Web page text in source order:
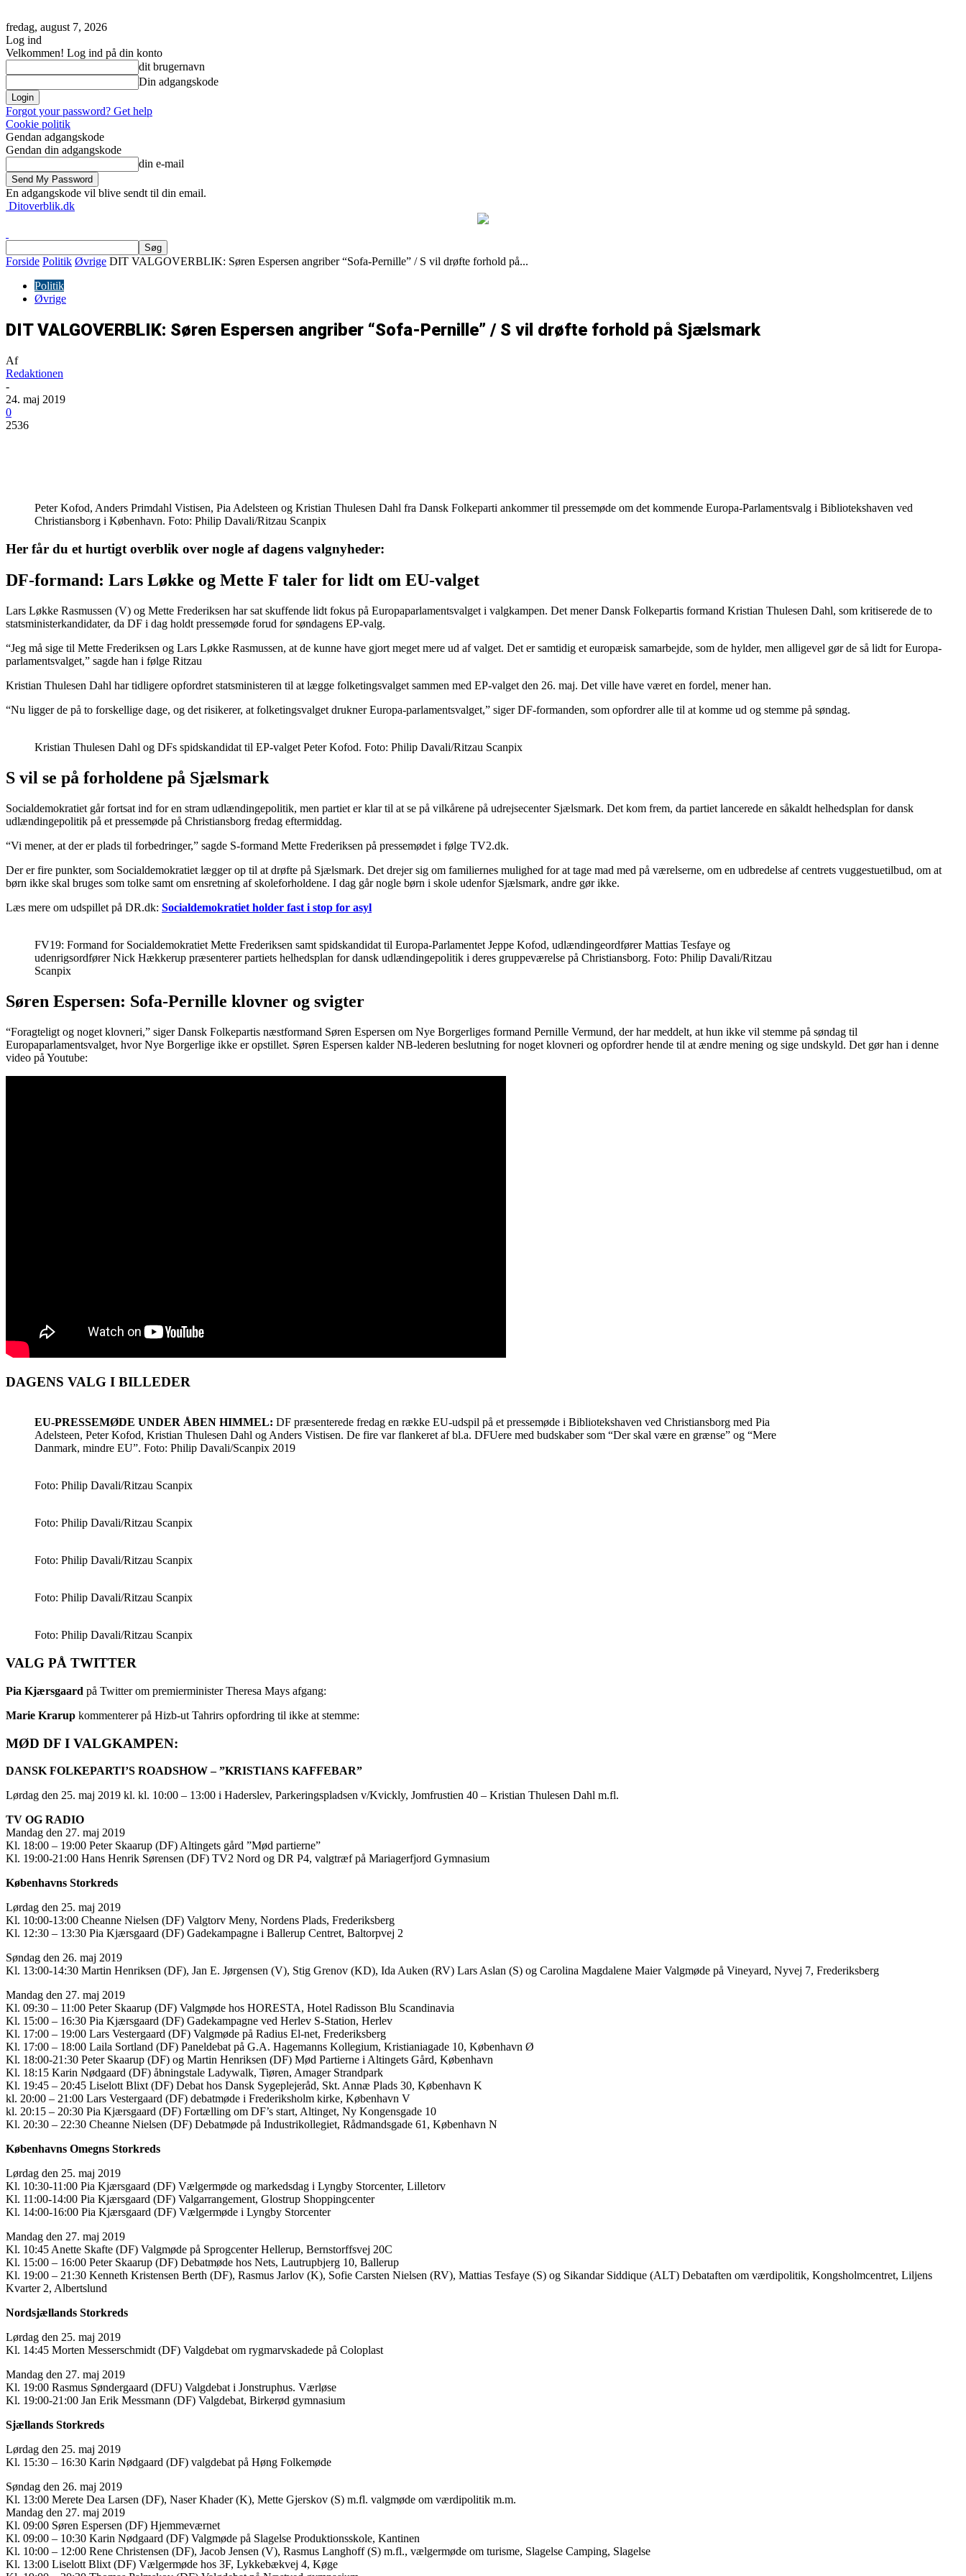
fredag, august 7, 2026
Log ind
Velkommen! Log ind på din konto
dit brugernavn
Din adgangskode
Forgot your password? Get help
Cookie politik
Gendan adgangskode
Gendan din adgangskode
din e-mail
En adgangskode vil blive sendt til din email.
Ditoverblik.dk
Forside Politik Øvrige DIT VALGOVERBLIK: Søren Espersen angriber “Sofa-Pernille” / S vil drøfte forhold på...
Politik
Øvrige
DIT VALGOVERBLIK: Søren Espersen angriber “Sofa-Pernille” / S vil drøfte forhold på Sjælsmark
Af
Redaktionen
-
24. maj 2019
0
2536
Peter Kofod, Anders Primdahl Vistisen, Pia Adelsteen og Kristian Thulesen Dahl fra Dansk Folkeparti ankommer til pressemøde om det kommende Europa-Parlamentsvalg i Bibliotekshaven ved
Christiansborg i København. Foto: Philip Davali/Ritzau Scanpix
Her får du et hurtigt overblik over nogle af dagens valgnyheder:
DF-formand: Lars Løkke og Mette F taler for lidt om EU-valget
Lars Løkke Rasmussen (V) og Mette Frederiksen har sat skuffende lidt fokus på Europaparlamentsvalget i valgkampen. Det mener Dansk Folkepartis formand Kristian Thulesen Dahl, som kritiserede de to
statsministerkandidater, da DF i dag holdt pressemøde forud for søndagens EP-valg.
“Jeg må sige til Mette Frederiksen og Lars Løkke Rasmussen, at de kunne have gjort meget mere ud af valget. Det er samtidig et europæisk samarbejde, som de hylder, men alligevel gør de så lidt for Europa-
parlamentsvalget,” sagde han i følge Ritzau
Kristian Thulesen Dahl har tidligere opfordret statsministeren til at lægge folketingsvalget sammen med EP-valget den 26. maj. Det ville have været en fordel, mener han.
“Nu ligger de på to forskellige dage, og det risikerer, at folketingsvalget drukner Europa-parlamentsvalget,” siger DF-formanden, som opfordrer alle til at komme ud og stemme på søndag.
Kristian Thulesen Dahl og DFs spidskandidat til EP-valget Peter Kofod. Foto: Philip Davali/Ritzau Scanpix
S vil se på forholdene på Sjælsmark
Socialdemokratiet går fortsat ind for en stram udlændingepolitik, men partiet er klar til at se på vilkårene på udrejsecenter Sjælsmark. Det kom frem, da partiet lancerede en såkaldt helhedsplan for dansk
udlændingepolitik på et pressemøde på Christiansborg fredag eftermiddag.
“Vi mener, at der er plads til forbedringer,” sagde S-formand Mette Frederiksen på pressemødet i følge TV2.dk.
Der er fire punkter, som Socialdemokratiet lægger op til at drøfte på Sjælsmark. Det drejer sig om familiernes mulighed for at tage mad med på værelserne, om en udbredelse af centrets vuggestuetilbud, om at
børn ikke skal bruges som tolke samt om ensretning af skoleforholdene. I dag går nogle børn i skole udenfor Sjælsmark, andre gør ikke.
Læs mere om udspillet på DR.dk: Socialdemokratiet holder fast i stop for asyl
FV19: Formand for Socialdemokratiet Mette Frederiksen samt spidskandidat til Europa-Parlamentet Jeppe Kofod, udlændingeordfører Mattias Tesfaye og
udenrigsordfører Nick Hækkerup præsenterer partiets helhedsplan for dansk udlændingepolitik i deres gruppeværelse på Christiansborg. Foto: Philip Davali/Ritzau
Scanpix
Søren Espersen: Sofa-Pernille klovner og svigter
“Foragteligt og noget klovneri,” siger Dansk Folkepartis næstformand Søren Espersen om Nye Borgerliges formand Pernille Vermund, der har meddelt, at hun ikke vil stemme på søndag til
Europaparlamentsvalget, hvor Nye Borgerlige ikke er opstillet. Søren Espersen kalder NB-lederen beslutning for noget klovneri og opfordrer hende til at ændre mening og sige undskyld. Det gør han i denne
video på Youtube:
DAGENS VALG I BILLEDER
EU-PRESSEMØDE UNDER ÅBEN HIMMEL: DF præsenterede fredag en række EU-udspil på et pressemøde i Bibliotekshaven ved Christiansborg med Pia
Adelsteen, Peter Kofod, Kristian Thulesen Dahl og Anders Vistisen. De fire var flankeret af bl.a. DFUere med budskaber som “Der skal være en grænse” og “Mere
Danmark, mindre EU”. Foto: Philip Davali/Scanpix 2019
Foto: Philip Davali/Ritzau Scanpix
Foto: Philip Davali/Ritzau Scanpix
Foto: Philip Davali/Ritzau Scanpix
Foto: Philip Davali/Ritzau Scanpix
Foto: Philip Davali/Ritzau Scanpix
VALG PÅ TWITTER
Pia Kjærsgaard på Twitter om premierminister Theresa Mays afgang:
Marie Krarup kommenterer på Hizb-ut Tahrirs opfordring til ikke at stemme:
MØD DF I VALGKAMPEN:
DANSK FOLKEPARTI’S ROADSHOW – ”KRISTIANS KAFFEBAR”
Lørdag den 25. maj 2019 kl. kl. 10:00 – 13:00 i Haderslev, Parkeringspladsen v/Kvickly, Jomfrustien 40 – Kristian Thulesen Dahl m.fl.
TV OG RADIO
Mandag den 27. maj 2019
Kl. 18:00 – 19:00 Peter Skaarup (DF) Altingets gård ”Mød partierne”
Kl. 19:00-21:00 Hans Henrik Sørensen (DF) TV2 Nord og DR P4, valgtræf på Mariagerfjord Gymnasium
Københavns Storkreds
Lørdag den 25. maj 2019
Kl. 10:00-13:00 Cheanne Nielsen (DF) Valgtorv Meny, Nordens Plads, Frederiksberg
Kl. 12:30 – 13:30 Pia Kjærsgaard (DF) Gadekampagne i Ballerup Centret, Baltorpvej 2
Søndag den 26. maj 2019
Kl. 13:00-14:30 Martin Henriksen (DF), Jan E. Jørgensen (V), Stig Grenov (KD), Ida Auken (RV) Lars Aslan (S) og Carolina Magdalene Maier Valgmøde på Vineyard, Nyvej 7, Frederiksberg
Mandag den 27. maj 2019
Kl. 09:30 – 11:00 Peter Skaarup (DF) Valgmøde hos HORESTA, Hotel Radisson Blu Scandinavia
Kl. 15:00 – 16:30 Pia Kjærsgaard (DF) Gadekampagne ved Herlev S-Station, Herlev
Kl. 17:00 – 19:00 Lars Vestergaard (DF) Valgmøde på Radius El-net, Frederiksberg
Kl. 17:00 – 18:00 Laila Sortland (DF) Paneldebat på G.A. Hagemanns Kollegium, Kristianiagade 10, København Ø
Kl. 18:00-21:30 Peter Skaarup (DF) og Martin Henriksen (DF) Mød Partierne i Altingets Gård, København
Kl. 18:15 Karin Nødgaard (DF) åbningstale Ladywalk, Tiøren, Amager Strandpark
Kl. 19:45 – 20:45 Liselott Blixt (DF) Debat hos Dansk Sygeplejeråd, Skt. Annæ Plads 30, København K
kl. 20:00 – 21:00 Lars Vestergaard (DF) debatmøde i Frederiksholm kirke, København V
kl. 20:15 – 20:30 Pia Kjærsgaard (DF) Fortælling om DF’s start, Altinget, Ny Kongensgade 10
Kl. 20:30 – 22:30 Cheanne Nielsen (DF) Debatmøde på Industrikollegiet, Rådmandsgade 61, København N
Københavns Omegns Storkreds
Lørdag den 25. maj 2019
Kl. 10:30-11:00 Pia Kjærsgaard (DF) Vælgermøde og markedsdag i Lyngby Storcenter, Lilletorv
Kl. 11:00-14:00 Pia Kjærsgaard (DF) Valgarrangement, Glostrup Shoppingcenter
Kl. 14:00-16:00 Pia Kjærsgaard (DF) Vælgermøde i Lyngby Storcenter
Mandag den 27. maj 2019
Kl. 10:45 Anette Skafte (DF) Valgmøde på Sprogcenter Hellerup, Bernstorffsvej 20C
Kl. 15:00 – 16:00 Peter Skaarup (DF) Debatmøde hos Nets, Lautrupbjerg 10, Ballerup
Kl. 19:00 – 21:30 Kenneth Kristensen Berth (DF), Rasmus Jarlov (K), Sofie Carsten Nielsen (RV), Mattias Tesfaye (S) og Sikandar Siddique (ALT) Debataften om værdipolitik, Kongsholmcentret, Liljens
Kvarter 2, Albertslund
Nordsjællands Storkreds
Lørdag den 25. maj 2019
Kl. 14:45 Morten Messerschmidt (DF) Valgdebat om rygmarvskadede på Coloplast
Mandag den 27. maj 2019
Kl. 19:00 Rasmus Søndergaard (DFU) Valgdebat i Jonstruphus. Værløse
Kl. 19:00-21:00 Jan Erik Messmann (DF) Valgdebat, Birkerød gymnasium
Sjællands Storkreds
Lørdag den 25. maj 2019
Kl. 15:30 – 16:30 Karin Nødgaard (DF) valgdebat på Høng Folkemøde
Søndag den 26. maj 2019
Kl. 13:00 Merete Dea Larsen (DF), Naser Khader (K), Mette Gjerskov (S) m.fl. valgmøde om værdipolitik m.m.
Mandag den 27. maj 2019
Kl. 09:00 Søren Espersen (DF) Hjemmeværnet
Kl. 09:00 – 10:30 Karin Nødgaard (DF) Valgmøde på Slagelse Produktionsskole, Kantinen
Kl. 10:00 – 12:00 Rene Christensen (DF), Jacob Jensen (V), Rasmus Langhoff (S) m.fl., vælgermøde om turisme, Slagelse Camping, Slagelse
Kl. 13:00 Liselott Blixt (DF) Vælgermøde hos 3F, Lykkebækvej 4, Køge